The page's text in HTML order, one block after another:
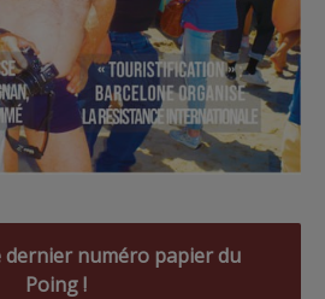
dernier numéro papier du
Poing !